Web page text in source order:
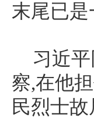
末尾已
习近
察,在他
民烈士